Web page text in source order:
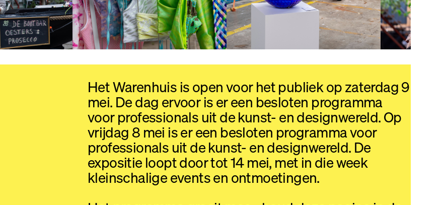
Het Warenhuis is open voor het publiek op zaterdag 9
mei. De dag ervoor is er een besloten programma
voor professionals uit de kunst- en designwereld. Op
vrijdag 8 mei is er een besloten programma voor
professionals uit de kunst- en designwereld. De
expositie loopt door tot 14 mei, met in die week
kleinschalige events en ontmoetingen.